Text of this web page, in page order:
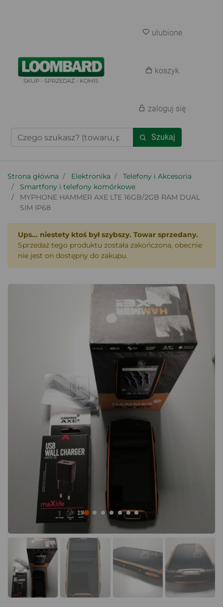
SKUP - SPRZEDAŻ - KOMIS
Szukaj
ulubione
koszyk
zaloguj się
Strona główna Elektronika
Telefony i Akcesoria
Smartfony i telefony komórkowe
MYPHONE HAMMER AXE LTE 16GB/2GB RAM DUAL
SIM IP68
Ups... niestety ktoś był szybszy. Towar sprzedany.
Sprzedaż tego produktu została zakończona, obecnie
nie jest on dostępny do zakupu.